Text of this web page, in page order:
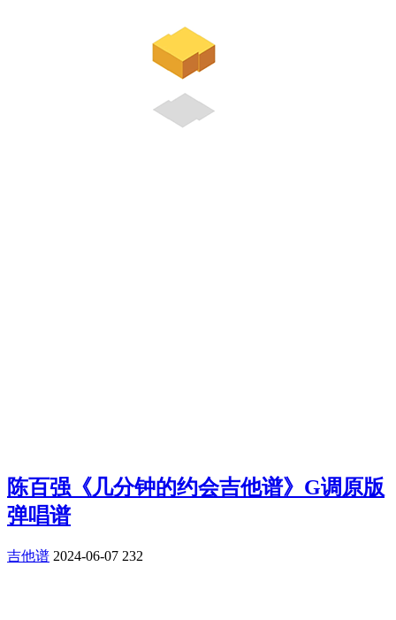
陈百强《几分钟的约会吉他谱》G调原版
弹唱谱
吉他谱 2024-06-07 232